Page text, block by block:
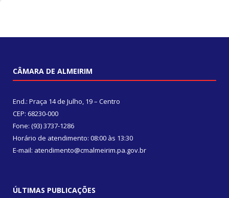
CÂMARA DE ALMEIRIM
End.: Praça 14 de Julho, 19 – Centro
CEP: 68230-000
Fone: (93) 3737-1286
Horário de atendimento: 08:00 às 13:30
E-mail: atendimento@cmalmeirim.pa.gov.br
ÚLTIMAS PUBLICAÇÕES